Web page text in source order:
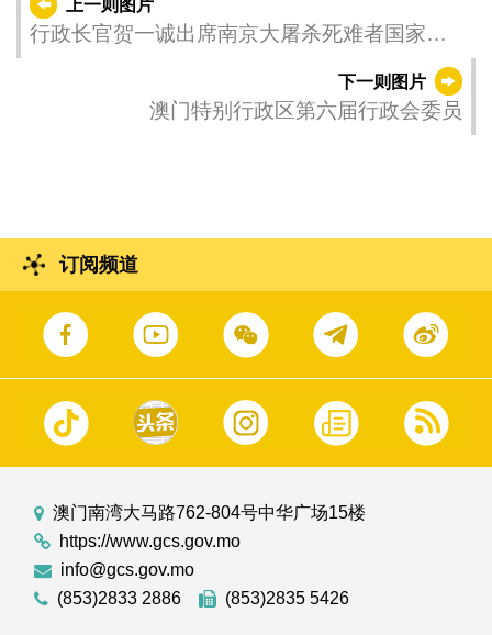
上一则图片
行政长官贺一诚出席南京大屠杀死难者国家公
下一则图片
澳门特别行政区第六届行政会委员
订阅频道
澳门南湾大马路762-804号中华广场15楼
https://www.gcs.gov.mo
info@gcs.gov.mo
(853)2833 2886
(853)2835 5426